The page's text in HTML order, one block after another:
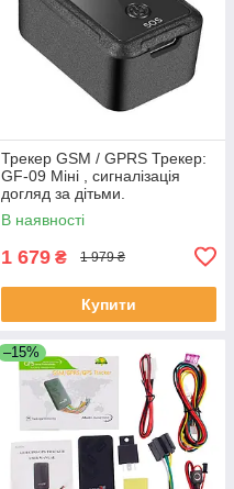
Трекер GSM / GPRS Трекер:
GF-09 Міні , сигналізація
догляд за дітьми.
Оригінальна коробка.
В наявності
1 679 ₴ 1 979 ₴
Купити
–15%